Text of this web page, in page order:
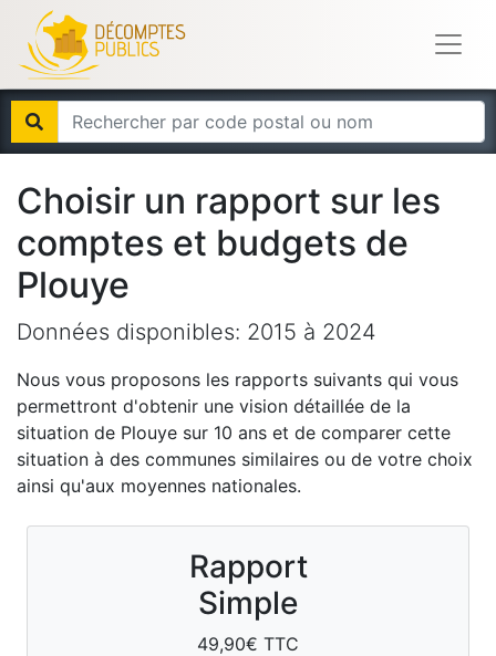
Choisir un rapport sur les
comptes et budgets de
Plouye
Données disponibles: 2015 à 2024
Nous vous proposons les rapports suivants qui vous
permettront d'obtenir une vision détaillée de la
situation de Plouye sur 10 ans et de comparer cette
situation à des communes similaires ou de votre choix
ainsi qu'aux moyennes nationales.
Rapport
Simple
49,90€ TTC